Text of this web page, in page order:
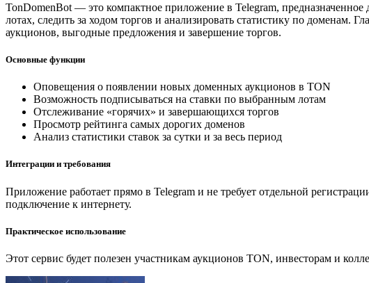
TonDomenBot — это компактное приложение в Telegram,
лотах, следить за ходом торгов и анализировать статистику по
аукционов, выгодные предложения и завершение торгов.
Основные функции
Оповещения о появлении новых доменных аукционов в TON
Возможность подписываться на ставки по выбранным лотам
Отслеживание «горячих» и завершающихся торгов
Просмотр рейтинга самых дорогих доменов
Анализ статистики ставок за сутки и за весь период
Интеграции и требования
Приложение работает прямо в Telegram и не требует отдельной
подключение к интернету.
Практическое использование
Этот сервис будет полезен участникам аукционов TON, инвесторам и